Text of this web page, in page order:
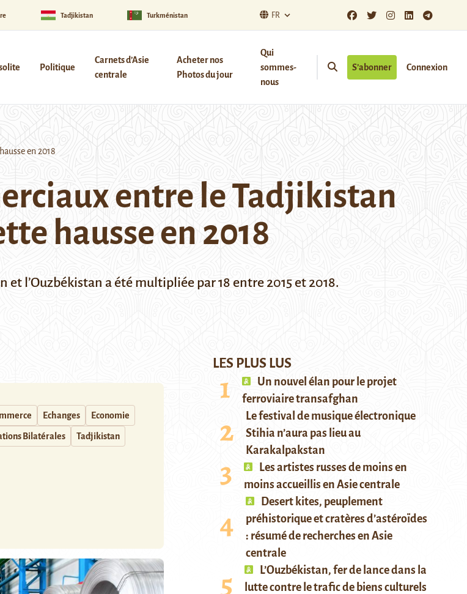
Tadjikistan Turkménistan FR
Politique
Carnets d’Asie
centrale
Acheter nos
Photos du jour
Qui
sommes-
nous
S’abonner Connexion
en 2018
entre le Tadjikistan
hausse en 2018
l’Ouzbékistan a été multipliée par 18 entre 2015 et 2018.
Echanges Economie
Bilatérales Tadjikistan
LES PLUS LUS
Un nouvel élan pour le projet
ferroviaire transafghan
Le festival de musique électronique
Stihia n’aura pas lieu au
Karakalpakstan
Les artistes russes de moins en
moins accueillis en Asie centrale
Desert kites, peuplement
préhistorique et cratères d’astéroïdes
: résumé de recherches en Asie
centrale
L’Ouzbékistan, fer de lance dans la
lutte contre le trafic de biens culturels